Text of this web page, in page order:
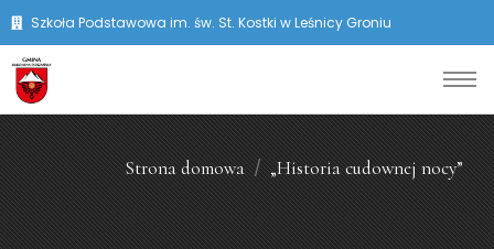
Szkoła Podstawowa im. św. St. Kostki w Leśnicy Groniu
Strona domowa „Historia cudownej nocy”